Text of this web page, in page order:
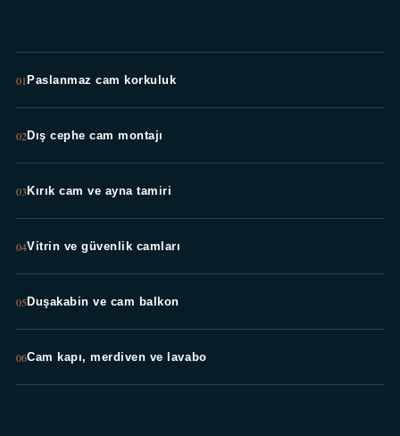
01Paslanmaz cam korkuluk
02Dış cephe cam montajı
03Kırık cam ve ayna tamiri
04Vitrin ve güvenlik camları
05Duşakabin ve cam balkon
06Cam kapı, merdiven ve lavabo